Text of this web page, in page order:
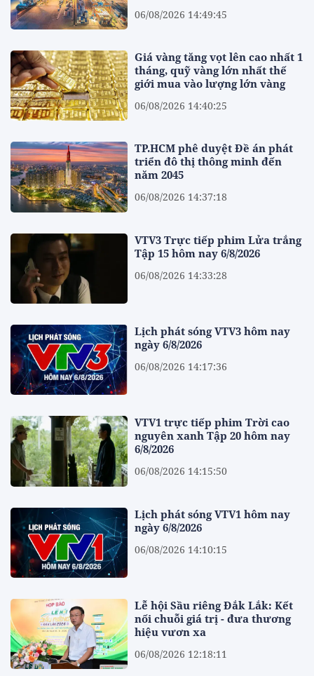
06/08/2026 14:49:45
Giá vàng tăng vọt lên cao nhất 1
tháng, quỹ vàng lớn nhất thế
giới mua vào lượng lớn vàng
06/08/2026 14:40:25
TP.HCM phê duyệt Đề án phát
triển đô thị thông minh đến
năm 2045
06/08/2026 14:37:18
VTV3 Trực tiếp phim Lửa trắng
Tập 15 hôm nay 6/8/2026
06/08/2026 14:33:28
Lịch phát sóng VTV3 hôm nay
ngày 6/8/2026
06/08/2026 14:17:36
VTV1 trực tiếp phim Trời cao
nguyên xanh Tập 20 hôm nay
6/8/2026
06/08/2026 14:15:50
Lịch phát sóng VTV1 hôm nay
ngày 6/8/2026
06/08/2026 14:10:15
Lễ hội Sầu riêng Đắk Lắk: Kết
nối chuỗi giá trị - đưa thương
hiệu vươn xa
06/08/2026 12:18:11